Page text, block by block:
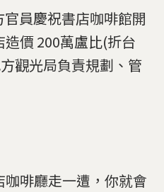
員慶祝書店咖啡館開
價 200萬盧比(折台
觀光局負責規劃、管
啡廳走一遭，你就會